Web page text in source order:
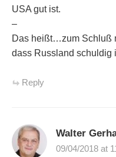
USA gut ist.
–
Das heißt…zum Schluß
dass Russland schuldig
Reply
Walter
09/04/2018 at